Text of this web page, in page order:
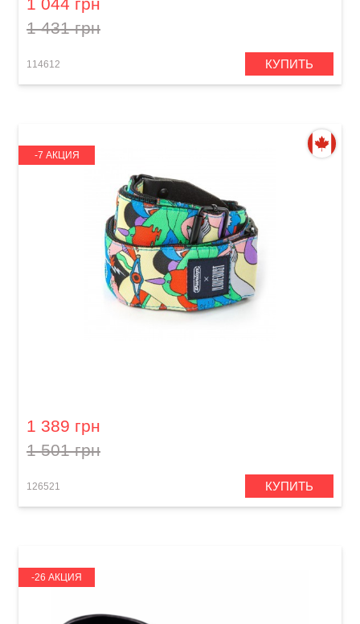
1 044 грн
1 431 грн
114612 КУПИТЬ
-7 АКЦИЯ
1 389 грн
1 501 грн
126521 КУПИТЬ
-26 АКЦИЯ